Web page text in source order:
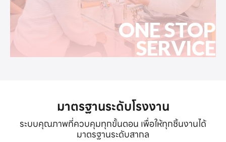
ONE STOP
SERVICE
มาตรฐานระดับโรงงาน
ระบบคุณภาพที่ควบคุมทุกขั้นตอน เพื่อให้ทุกชิ้นงานได้
มาตรฐานระดับสากล